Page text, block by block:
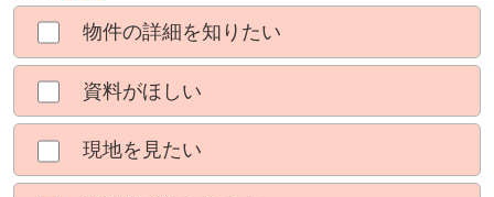
物件の詳細を知りたい
資料がほしい
現地を見たい